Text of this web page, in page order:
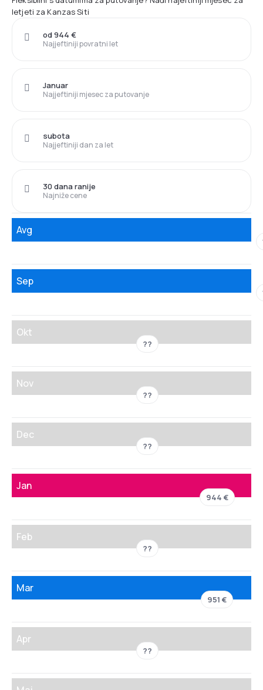
letjeti za Kanzas Siti
Najjeftiniji povratni let
od 944 €
Najjeftiniji mjesec za putovanje
Januar
Najjeftiniji dan za let
subota
Najniže cene
30 dana ranije
Avg
Sep
Okt
??
Nov
??
Dec
??
Jan
944 €
Feb
??
Mar
951 €
Apr
??